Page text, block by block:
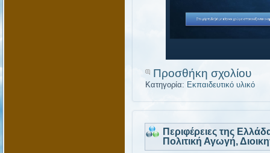
Προσθήκη σχολίου
Κατηγορία: Εκπαιδευτικό υλικό
Περιφέρειες της
Πολιτική Αγωγή,